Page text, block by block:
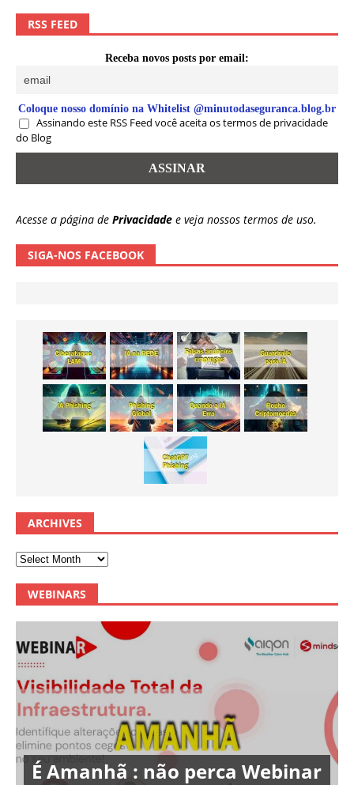
RSS FEED
Receba novos posts por email:
Coloque nosso domínio na Whitelist @minutodaseguranca.blog.br
Assinando este RSS Feed você aceita os termos de privacidade
do Blog
Acesse a página de Privacidade e veja nossos termos de uso.
SIGA-NOS FACEBOOK
ARCHIVES
WEBINARS
É Amanhã : não perca Webinar